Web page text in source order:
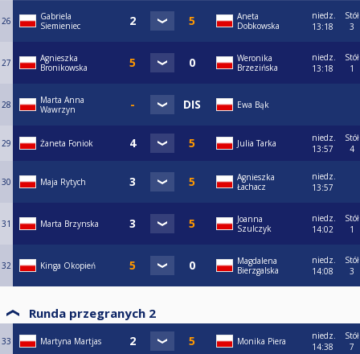
26
Gabriela
Siemieniec
Aneta
Dobkowska
niedz.
13:18
Stół
3
27
Agnieszka
Bronikowska
Weronika
Brzezińska
niedz.
13:18
Stół
1
28
Marta Anna
Wawrzyn
Ewa Bąk
29 Żaneta Foniok Julia Tarka
niedz.
13:57
Stół
4
30 Maja Rytych
Agnieszka
Łachacz
niedz.
13:57
31 Marta Brzynska
Joanna
Szulczyk
niedz.
14:02
Stół
1
32 Kinga Okopień
Magdalena
Bierzgalska
niedz.
14:08
Stół
3
Runda przegranych 2
33 Martyna Martjas Monika Piera
niedz.
14:38
Stół
7